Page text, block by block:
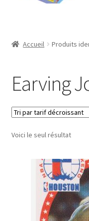
Mon compte
Panier
Validation de la
Accueil Produits
Earving
Voici le seul résultat